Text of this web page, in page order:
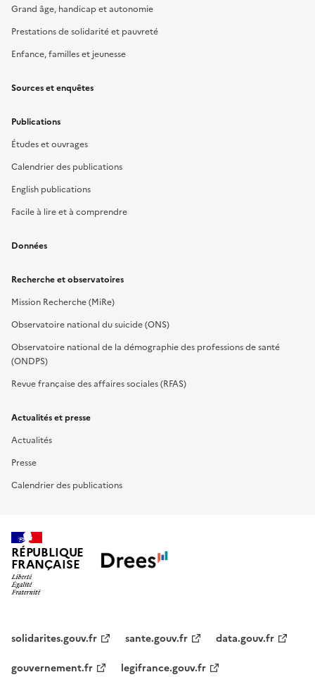
Grand âge, handicap et autonomie
Prestations de solidarité et pauvreté
Enfance, familles et jeunesse
Sources et enquêtes
Publications
Études et ouvrages
Calendrier des publications
English publications
Facile à lire et à comprendre
Données
Recherche et observatoires
Mission Recherche (MiRe)
Observatoire national du suicide (ONS)
Observatoire national de la démographie des professions de santé
(ONDPS)
Revue française des affaires sociales (RFAS)
Actualités et presse
Actualités
Presse
Calendrier des publications
RÉPUBLIQUE
FRANÇAISE
solidarites.gouv.fr sante.gouv.fr
data.gouv.fr
gouvernement.fr
legifrance.gouv.fr